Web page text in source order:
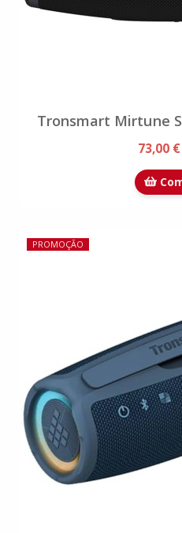
Tronsmart Mirtune
73,00
PROMOÇÃO